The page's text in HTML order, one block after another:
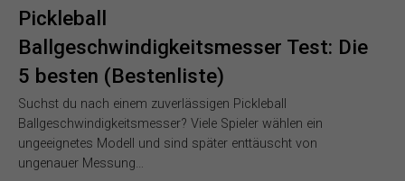
Pickleball
Ballgeschwindigkeitsmesser Test: Die
5 besten (Bestenliste)
Suchst du nach einem zuverlässigen Pickleball
Ballgeschwindigkeitsmesser? Viele Spieler wählen ein
ungeeignetes Modell und sind später enttäuscht von
ungenauer Messung…